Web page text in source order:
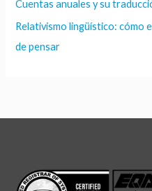
Cuentas anuales y su
Relativismo lingüístico: cómo
de pensar